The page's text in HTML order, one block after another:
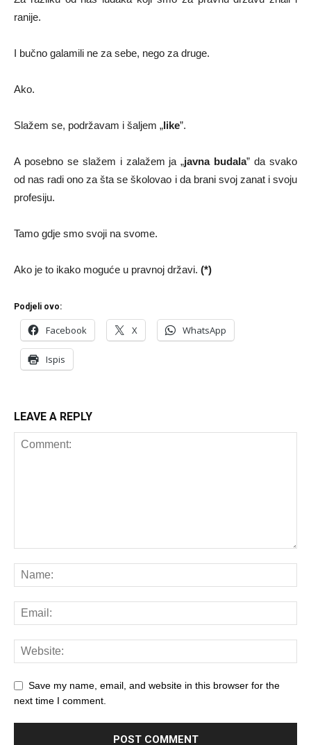
ranije.
I bučno galamili ne za sebe, nego za druge.
Ako.
Slažem se, podržavam i šaljem „like”.
A posebno se slažem i zalažem ja „javna budala” da svako
od nas radi ono za šta se školovao i da brani svoj zanat i svoju
profesiju.
Tamo gdje smo svoji na svome.
Ako je to ikako moguće u pravnoj državi. (*)
Podjeli ovo:
Facebook X WhatsApp
Ispis
LEAVE A REPLY
Save my name, email, and website in this browser for the
next time I comment.